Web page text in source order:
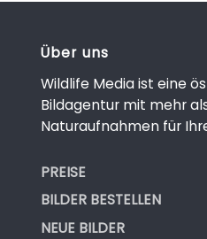
Über uns
Wildlife Media ist eine
Bildagentur mit mehr
Naturaufnahmen für
PREISE
BILDER BESTELLEN
NEUE BILDER